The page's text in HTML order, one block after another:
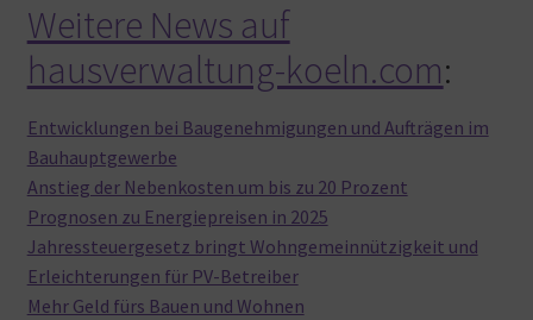
Weitere News auf
hausverwaltung-koeln.com:
Entwicklungen bei Baugenehmigungen und Aufträgen im
Bauhauptgewerbe
Anstieg der Nebenkosten um bis zu 20 Prozent
Prognosen zu Energiepreisen in 2025
Jahressteuergesetz bringt Wohngemeinnützigkeit und
Erleichterungen für PV-Betreiber
Mehr Geld fürs Bauen und Wohnen